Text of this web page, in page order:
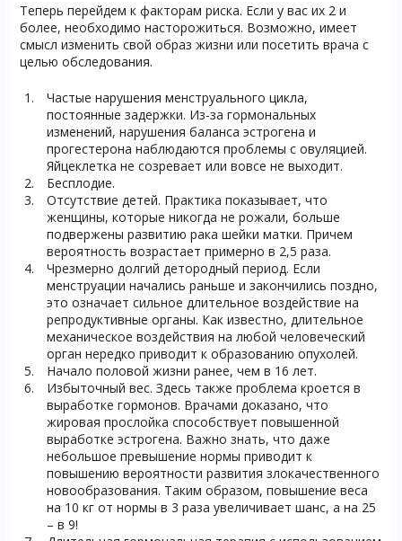
Теперь перейдем к факторам риска. Если у вас их 2 и
более, необходимо насторожиться. Возможно, имеет
смысл изменить свой образ жизни или посетить врача с
целью обследования.
Частые нарушения менструального цикла,
постоянные задержки. Из-за гормональных
изменений, нарушения баланса эстрогена и
прогестерона наблюдаются проблемы с овуляцией.
Яйцеклетка не созревает или вовсе не выходит.
Бесплодие.
Отсутствие детей. Практика показывает, что
женщины, которые никогда не рожали, больше
подвержены развитию рака шейки матки. Причем
вероятность возрастает примерно в 2,5 раза.
Чрезмерно долгий детородный период. Если
менструации начались раньше и закончились поздно,
это означает сильное длительное воздействие на
репродуктивные органы. Как известно, длительное
механическое воздействия на любой человеческий
орган нередко приводит к образованию опухолей.
Начало половой жизни ранее, чем в 16 лет.
Избыточный вес. Здесь также проблема кроется в
выработке гормонов. Врачами доказано, что
жировая прослойка способствует повышенной
выработке эстрогена. Важно знать, что даже
небольшое превышение нормы приводит к
повышению вероятности развития злокачественного
новообразования. Таким образом, повышение веса
на 10 кг от нормы в 3 раза увеличивает шанс, а на 25
– в 9!